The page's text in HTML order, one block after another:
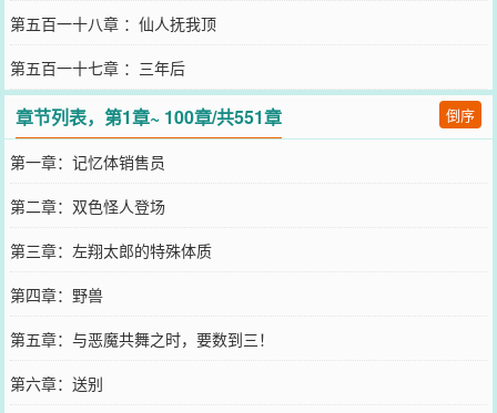
第五百一十八章 ：仙人抚我顶
第五百一十七章 ：三年后
章节列表，第1章~ 100章/共551章 倒序
第一章：记忆体销售员
第二章：双色怪人登场
第三章：左翔太郎的特殊体质
第四章：野兽
第五章：与恶魔共舞之时，要数到三！
第六章：送别